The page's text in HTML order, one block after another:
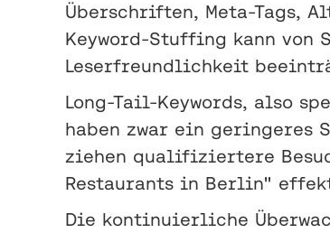
Überschriften, Meta-Tags,
Keyword-Stuffing kann von
Leserfreundlichkeit
Long-Tail-Keywords, also
haben zwar ein geringeres
ziehen qualifiziertere
Restaurants in Berlin"
Die kontinuierliche